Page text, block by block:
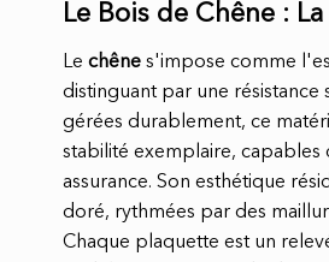
Le Bois de Chêne :
Le chêne s'impose comme
distinguant par une résistance
gérées durablement, ce
stabilité exemplaire,
assurance. Son esthétique
doré, rythmées par des
Chaque plaquette est un